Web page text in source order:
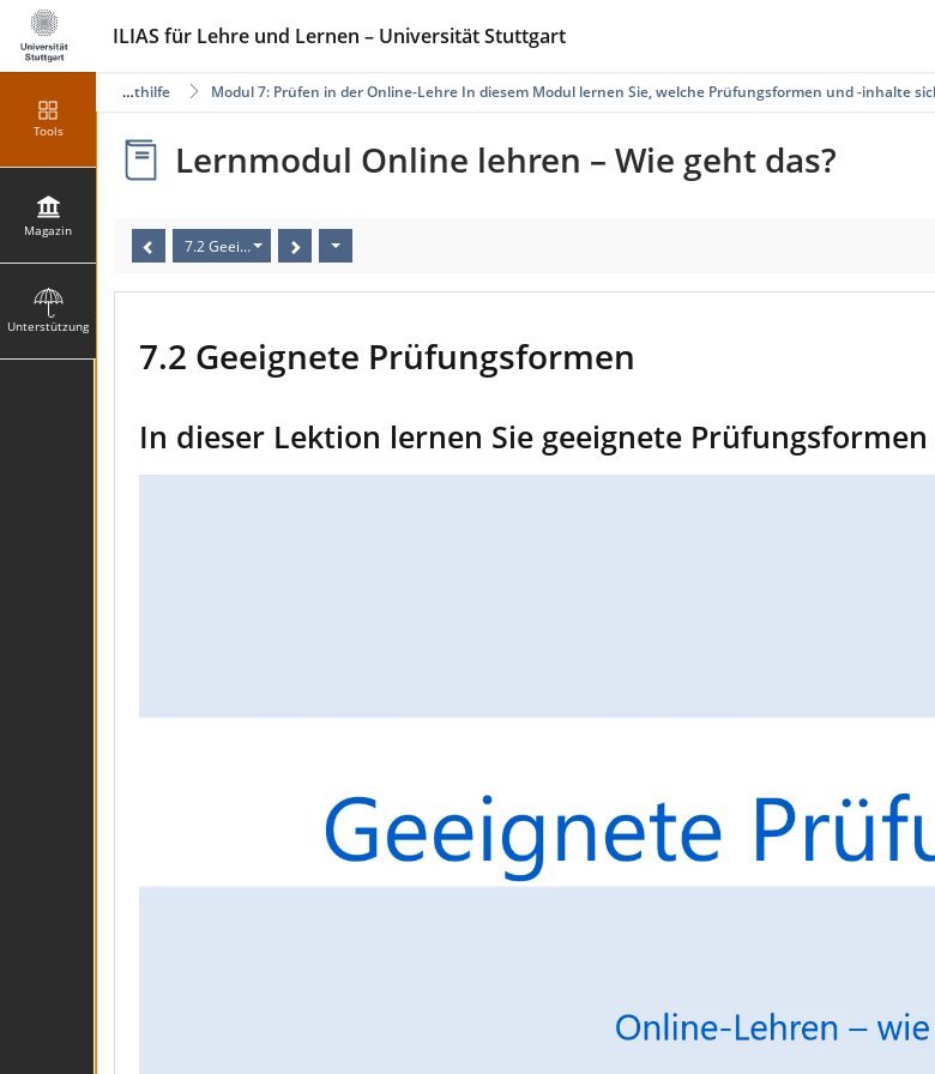
ILIAS für Lehre und Lernen – Universität Stuttgart
Tools
Magazin
Unterstützung
Modul 7: Prüfen in der Online-Lehre In diesem Modul lernen Sie, welche Prüfungsformen und -inhalte
Hilfe zur Selbsthilfe
Lernmodul Online lehren – Wie geht das?
7.2 Geeignete Prüfungsformen
7.2 Geeignete Prüfungsformen
In dieser Lektion lernen Sie geeignete